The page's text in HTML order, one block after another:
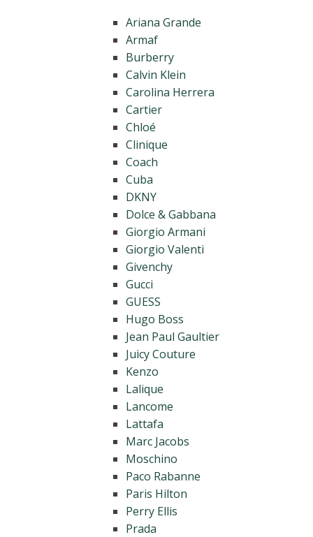
Ariana Grande
Armaf
Burberry
Calvin Klein
Carolina Herrera
Cartier
Chloé
Clinique
Coach
Cuba
DKNY
Dolce & Gabbana
Giorgio Armani
Giorgio Valenti
Givenchy
Gucci
GUESS
Hugo Boss
Jean Paul Gaultier
Juicy Couture
Kenzo
Lalique
Lancome
Lattafa
Marc Jacobs
Moschino
Paco Rabanne
Paris Hilton
Perry Ellis
Prada